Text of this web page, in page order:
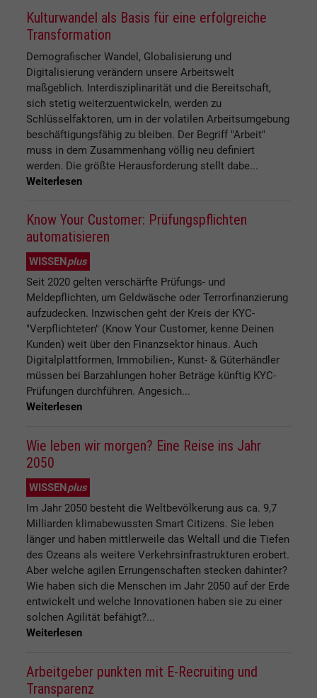
Kulturwandel als Basis für eine erfolgreiche
Transformation
Demografischer Wandel, Globalisierung und
Digitalisierung verändern unsere Arbeitswelt
maßgeblich. Interdisziplinarität und die Bereitschaft,
sich stetig weiterzuentwickeln, werden zu
Schlüsselfaktoren, um in der volatilen Arbeitsumgebung
beschäftigungsfähig zu bleiben. Der Begriff "Arbeit"
muss in dem Zusammenhang völlig neu definiert
werden. Die größte Herausforderung stellt dabe...
Weiterlesen
Know Your Customer: Prüfungspflichten
automatisieren
WISSEN plus
Seit 2020 gelten verschärfte Prüfungs- und
Meldepflichten, um Geldwäsche oder Terrorfinanzierung
aufzudecken. Inzwischen geht der Kreis der KYC-
"Verpflichteten" (Know Your Customer, kenne Deinen
Kunden) weit über den Finanzsektor hinaus. Auch
Digitalplattformen, Immobilien-, Kunst- & Güterhändler
müssen bei Barzahlungen hoher Beträge künftig KYC-
Prüfungen durchführen. Angesich...
Weiterlesen
Wie leben wir morgen? Eine Reise ins Jahr
2050
WISSENplus
Im Jahr 2050 besteht die Weltbevölkerung aus ca. 9,7
Milliarden klimabewussten Smart Citizens. Sie leben
länger und haben mittlerweile das Weltall und die Tiefen
des Ozeans als weitere Verkehrsinfrastrukturen erobert.
Aber welche agilen Errungenschaften stecken dahinter?
Wie haben sich die Menschen im Jahr 2050 auf der Erde
entwickelt und welche Innovationen haben sie zu einer
solchen Agilität befähigt?...
Weiterlesen
Arbeitgeber punkten mit E-Recruiting und
Transparenz